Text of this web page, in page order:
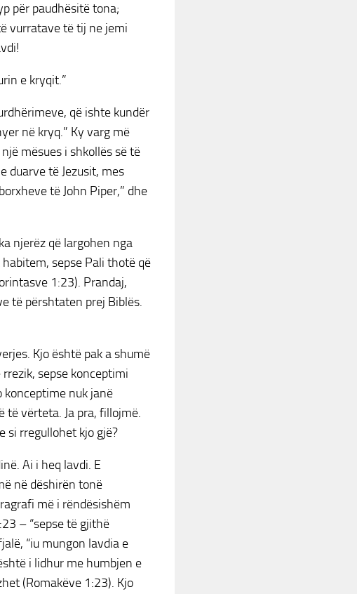
për paudhësitë tona;
vurratave të tij ne jemi
e kryqit.”
që ishte kundër
në kryq.” Ky varg më
mësues i shkollës së të
duarve të Jezusit, mes
të John Piper,” dhe
njerëz që largohen nga
sepse Pali thotë që
1:23). Prandaj,
të përshtaten prej Biblës.
Kjo është pak a shumë
sepse konceptimi
nuk janë
të vërteta. Ja pra, fillojmë.
si rregullohet kjo gjë?
Ai i heq lavdi. E
në dëshirën tonë
më i rëndësishëm
– “sepse të gjithë
“iu mungon lavdia e
i lidhur me humbjen e
(Romakëve 1:23). Kjo